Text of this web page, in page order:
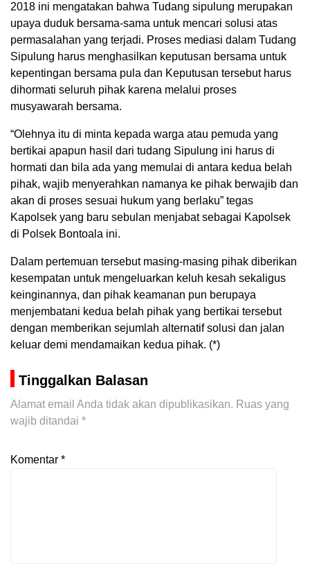
2018 ini mengatakan bahwa Tudang sipulung merupakan
upaya duduk bersama-sama untuk mencari solusi atas
permasalahan yang terjadi. Proses mediasi dalam Tudang
Sipulung harus menghasilkan keputusan bersama untuk
kepentingan bersama pula dan Keputusan tersebut harus
dihormati seluruh pihak karena melalui proses
musyawarah bersama.
“Olehnya itu di minta kepada warga atau pemuda yang
bertikai apapun hasil dari tudang Sipulung ini harus di
hormati dan bila ada yang memulai di antara kedua belah
pihak, wajib menyerahkan namanya ke pihak berwajib dan
akan di proses sesuai hukum yang berlaku” tegas
Kapolsek yang baru sebulan menjabat sebagai Kapolsek
di Polsek Bontoala ini.
Dalam pertemuan tersebut masing-masing pihak diberikan
kesempatan untuk mengeluarkan keluh kesah sekaligus
keinginannya, dan pihak keamanan pun berupaya
menjembatani kedua belah pihak yang bertikai tersebut
dengan memberikan sejumlah alternatif solusi dan jalan
keluar demi mendamaikan kedua pihak. (*)
Tinggalkan Balasan
Alamat email Anda tidak akan dipublikasikan. Ruas yang
wajib ditandai *
Komentar *